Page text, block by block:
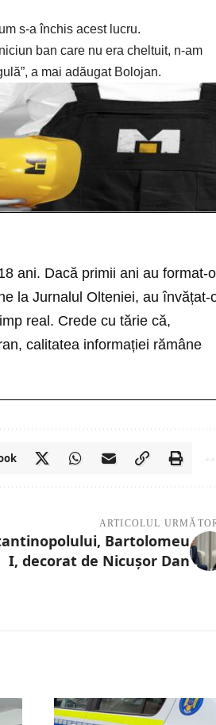
s-a închis acest lucru.
ban care nu era cheltuit, n-am
a mai adăugat Bolojan.
ani. Dacă primii ani au format-o
la Jurnalul Olteniei, au învățat-
real. Crede cu tărie că,
calitatea informației rămâne
ARTICOLUL
Bartolomeu
I, decorat de Nicușor Dan